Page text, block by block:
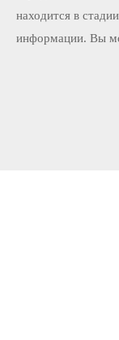
находится в
информации. Вы